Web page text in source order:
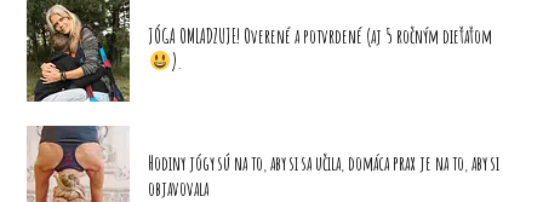
JÓGA OMLADZUJE! Overené a potvrdené (aj 5 ročným dieťaťom
).
Hodiny jógy sú na to, aby si sa učila, domáca prax je na to, aby si
objavovala